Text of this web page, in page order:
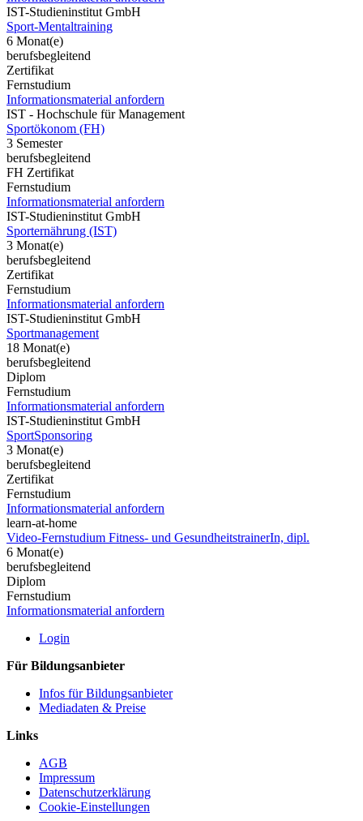
IST-Studieninstitut GmbH
Sport-Mentaltraining
6 Monat(e)
berufsbegleitend
Zertifikat
Fernstudium
Informationsmaterial anfordern
IST - Hochschule für Management
Sportökonom (FH)
3 Semester
berufsbegleitend
FH Zertifikat
Fernstudium
Informationsmaterial anfordern
IST-Studieninstitut GmbH
Sporternährung (IST)
3 Monat(e)
berufsbegleitend
Zertifikat
Fernstudium
Informationsmaterial anfordern
IST-Studieninstitut GmbH
Sportmanagement
18 Monat(e)
berufsbegleitend
Diplom
Fernstudium
Informationsmaterial anfordern
IST-Studieninstitut GmbH
SportSponsoring
3 Monat(e)
berufsbegleitend
Zertifikat
Fernstudium
Informationsmaterial anfordern
learn-at-home
Video-Fernstudium Fitness- und GesundheitstrainerIn, dipl.
6 Monat(e)
berufsbegleitend
Diplom
Fernstudium
Informationsmaterial anfordern
Login
Für Bildungsanbieter
Infos für Bildungsanbieter
Mediadaten & Preise
Links
AGB
Impressum
Datenschutzerklärung
Cookie-Einstellungen